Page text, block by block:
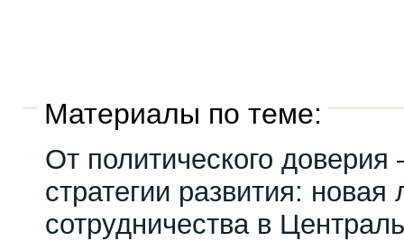
Материалы по теме:
От политического
стратегии развития: новая
сотрудничества в